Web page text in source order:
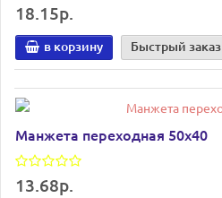
18.15р.
в корзину Быстрый заказ
Манжета переходная 50х40
13.68р.